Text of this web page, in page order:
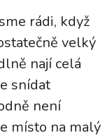
rádi, když
velký
nají celá
snídat
není
místo na malý